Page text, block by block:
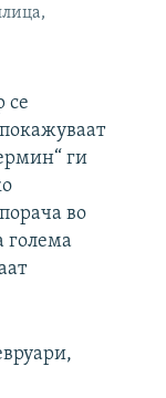
се
ги
во
голема